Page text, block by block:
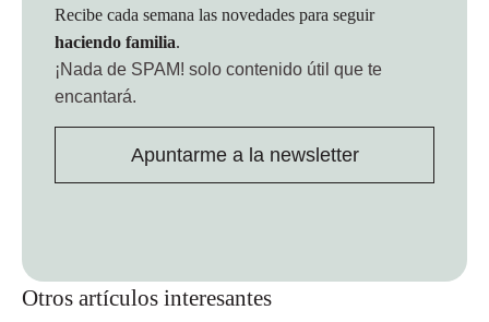
Otros artículos interesantes
Recibe cada semana las novedades para seguir
haciendo familia.
¡Nada de SPAM! solo contenido útil que te
encantará.
Apuntarme a la newsletter